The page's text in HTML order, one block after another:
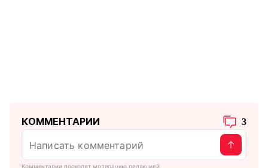
КОММЕНТАРИИ 3
Комментарии проходят модерацию редакцией